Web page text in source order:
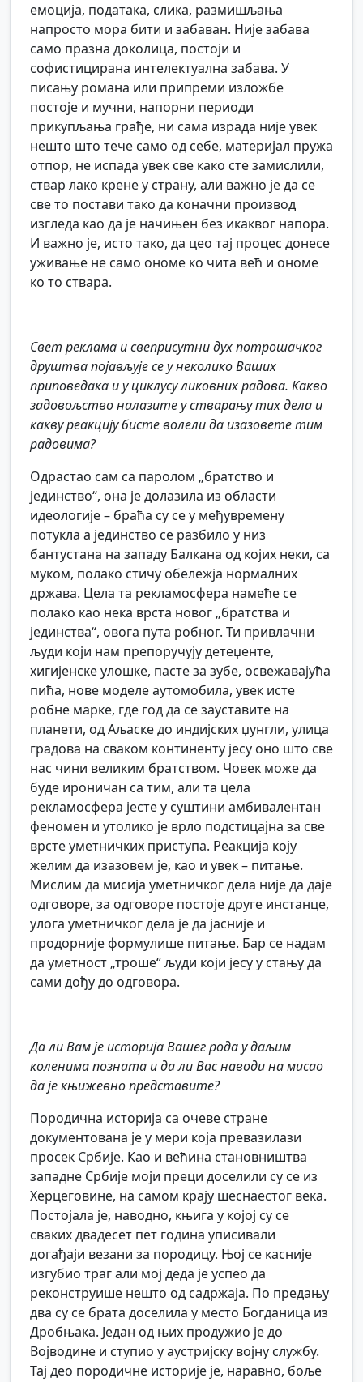
емоција, података, слика, размишљања
напросто мора бити и забаван. Није забава
само празна доколица, постоји и
софистицирана интелектуална забава. У
писању романа или припреми изложбе
постоје и мучни, напорни периоди
прикупљања грађе, ни сама израда није увек
нешто што тече само од себе, материјал пружа
отпор, не испада увек све како сте замислили,
ствар лако крене у страну, али важно је да се
све то постави тако да коначни производ
изгледа као да је начињен без икаквог напора.
И важно је, исто тако, да цео тај процес донесе
уживање не само ономе ко чита већ и ономе
ко то ствара.
Свет реклама и свеприсутни дух потрошачког
друштва појављује се у неколико Ваших
приповедака и у циклусу ликовних радова. Какво
задовољство налазите у стварању тих дела и
какву реакцију бисте волели да изазовете тим
радовима?
Одрастао сам са паролом „братство и
јединство“, она је долазила из области
идеологије – браћа су се у међувремену
потукла а јединство се разбило у низ
бантустана на западу Балкана од којих неки, са
муком, полако стичу обележја нормалних
држава. Цела та рекламосфера намеће се
полако као нека врста новог „братства и
јединства“, овога пута робног. Ти привлачни
људи који нам препоручују детеџенте,
хигијенске улошке, пасте за зубе, освежавајућа
пића, нове моделе аутомобила, увек исте
робне марке, где год да се зауставите на
планети, од Аљаске до индијских џунгли, улица
градова на сваком континенту јесу оно што све
нас чини великим братством. Човек може да
буде ироничан са тим, али та цела
рекламосфера јесте у суштини амбивалентан
феномен и утолико је врло подстицајна за све
врсте уметничких приступа. Реакција коју
желим да изазовем је, као и увек – питање.
Мислим да мисија уметничког дела није да даје
одговоре, за одговоре постоје друге инстанце,
улога уметничког дела је да јасније и
продорније формулише питање. Бар се надам
да уметност „троше“ људи који јесу у стању да
сами дођу до одговора.
Да ли Вам је историја Вашег рода у даљим
коленима позната и да ли Вас наводи на мисао
да је књижевно представите?
Породична историја са очеве стране
документована је у мери која превазилази
просек Србије. Као и већина становништва
западне Србије моји преци доселили су се из
Херцеговине, на самом крају шеснаестог века.
Постојала је, наводно, књига у којој су се
сваких двадесет пет година уписивали
догађаји везани за породицу. Њој се касније
изгубио траг али мој деда је успео да
реконструише нешто од садржаја. По предању
два су се брата доселила у место Богданица из
Дробњака. Један од њих продужио је до
Војводине и ступио у аустријску војну службу.
Тај део породичне историје је, наравно, боље